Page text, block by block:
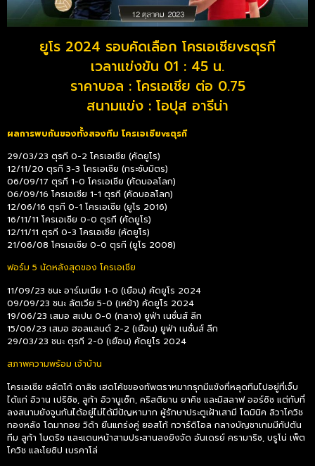
ยูโร 2024 รอบคัดเลือก โครเอเชียvsตุรกี
เวลาแข่งขัน 01 : 45 น.
ราคาบอล : โครเอเชีย ต่อ 0.75
สนามแข่ง : โอปุส อารีน่า
ผลการพบกันของทั้งสองทีม โครเอเชียvsตุรกี
29/03/23 ตุรกี 0-2 โครเอเชีย (คัดยูโร)
12/11/20 ตุรกี 3-3 โครเอเชีย (กระชับมิตร)
06/09/17 ตุรกี 1-0 โครเอเชีย (คัดบอลโลก)
06/09/16 โครเอเชีย 1-1 ตุรกี (คัดบอลโลก)
12/06/16 ตุรกี 0-1 โครเอเชีย (ยูโร 2016)
16/11/11 โครเอเชีย 0-0 ตุรกี (คัดยูโร)
12/11/11 ตุรกี 0-3 โครเอเชีย (คัดยูโร)
21/06/08 โครเอเชีย 0-0 ตุรกี (ยูโร 2008)
ฟอร์ม 5 นัดหลังสุดของ โครเอเชีย
11/09/23 ชนะ อาร์เมเนีย 1-0 (เยือน) คัดยูโร 2024
09/09/23 ชนะ ลัตเวีย 5-0 (เหย้า) คัดยูโร 2024
19/06/23 เสมอ สเปน 0-0 (กลาง) ยูฟ่า เนชั่นส์ ลีก
15/06/23 เสมอ ฮอลแลนด์ 2-2 (เยือน) ยูฟ่า เนชั่นส์ ลีก
29/03/23 ชนะ ตุรกี 2-0 (เยือน) คัดยูโร 2024
สภาพความพร้อม เจ้าบ้าน
โครเอเชีย ซลัตโก้ ดาลิช เฮดโค้ชของทัพตราหมากรุกมีแข้งที่หลุดทีมไปอยู่ที่เจ็บ
ได้แก่ อิวาน เปริซิช, ลูก้า อิวานูเซ็ก, คริสติยาน ยาคิช และมิสลาฟ ออร์ซิช แต่กับที่
ลงสนามยังจูนกันได้อยู่ไม่ได้มีปัญหามาก ผู้รักษาประตูเฝ้าเสามี โดมินิค ลิวาโควิช
กองหลัง โดมากอย วิด้า ยืนแกร่งคู่ ยอสโก้ กวาร์ดิโอล กลางบัญชาเกมมีกัปตัน
ทีม ลูก้า โมดริช และแดนหน้าสามประสานลงยิงจัด อันเดรย์ ครามาริช, บรูโน่ เพ็ต
โควิช และโยซิป เบรคาโล่